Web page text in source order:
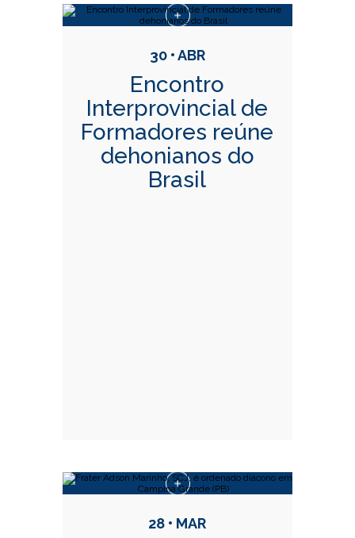
30 • ABR
Encontro
Interprovincial de
Formadores reúne
dehonianos do
Brasil
28 • MAR